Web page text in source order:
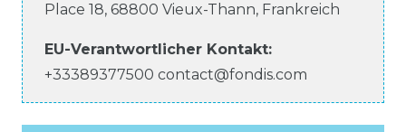
Place 18, 68800 Vieux-Thann, Frankreich
EU-Verantwortlicher Kontakt:
+33389377500 contact@fondis.com